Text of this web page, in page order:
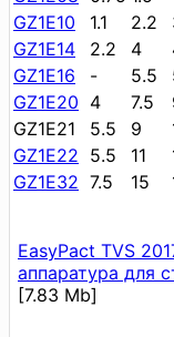
GZ1E10
1.1 2.2
GZ1E14
2.2 4
GZ1E16
- 5.5
GZ1E20 4 7.5
GZ1E21
5.5 9
GZ1E22 5.5 11
GZ1E32 7.5 15
EasyPact TVS
аппаратура для
[7.83 Mb]